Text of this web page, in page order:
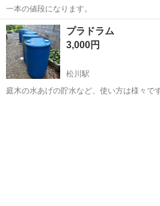
一本の値段になります。
福島 二本松市 松川駅
プラドラム
3,000円
松川駅
庭木の水あげの貯水など、使い方は様々で